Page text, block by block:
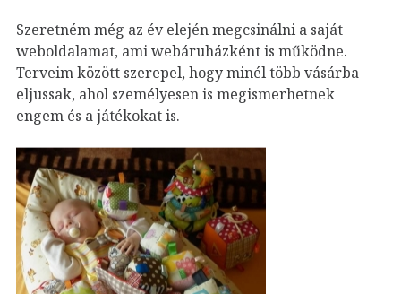
Szeretném még az év elején megcsinálni a saját
weboldalamat, ami webáruházként is működne.
Terveim között szerepel, hogy minél több vásárba
eljussak, ahol személyesen is megismerhetnek
engem és a játékokat is.